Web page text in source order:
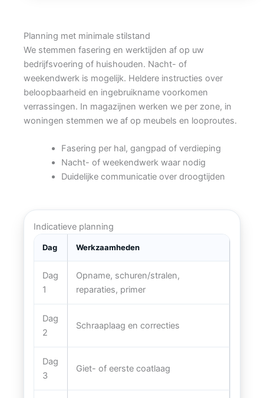
Planning met minimale stilstand
We stemmen fasering en werktijden af op uw
bedrijfsvoering of huishouden. Nacht- of
weekendwerk is mogelijk. Heldere instructies over
beloopbaarheid en ingebruikname voorkomen
verrassingen. In magazijnen werken we per zone, in
woningen stemmen we af op meubels en looproutes.
Fasering per hal, gangpad of verdieping
Nacht- of weekendwerk waar nodig
Duidelijke communicatie over droogtijden
Indicatieve planning
Dag Werkzaamheden
Dag
1
Opname, schuren/stralen,
reparaties, primer
Dag
2
Schraaplaag en correcties
Dag
3
Giet- of eerste coatlaag